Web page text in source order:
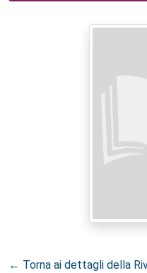
← Torna ai dettagli della